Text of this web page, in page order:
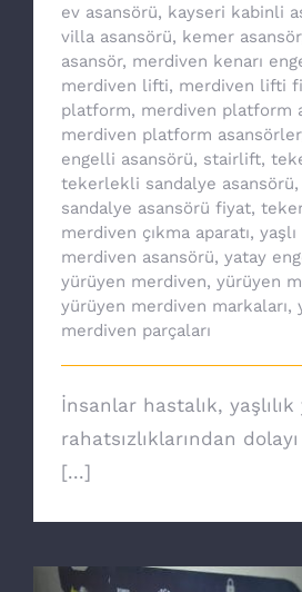
ev asansörü, kayseri kabinli
villa asansörü, kemer asansör
asansör, merdiven kenarı
merdiven lifti, merdiven lifti
platform, merdiven platform
merdiven platform asansörler
engelli asansörü, stairlift,
tekerlekli sandalye asansörü,
sandalye asansörü fiyat,
merdiven çıkma aparatı,
merdiven asansörü, yatay
yürüyen merdiven, yürüyen
yürüyen merdiven markaları,
merdiven parçaları
İnsanlar hastalık,
rahatsızlıklarından
[...]